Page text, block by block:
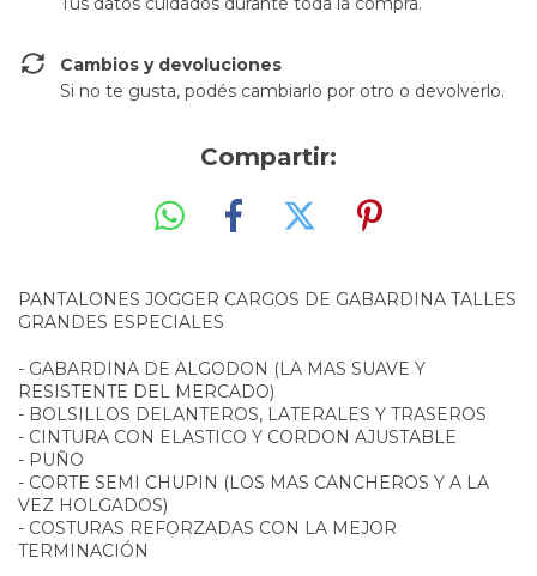
Cambios y devoluciones
Si no te gusta, podés cambiarlo por otro o devolverlo.
Compartir:
PANTALONES JOGGER CARGOS DE GABARDINA TALLES
GRANDES ESPECIALES
- GABARDINA DE ALGODON (LA MAS SUAVE Y
RESISTENTE DEL MERCADO)
- BOLSILLOS DELANTEROS, LATERALES Y TRASEROS
- CINTURA CON ELASTICO Y CORDON AJUSTABLE
- PUÑO
- CORTE SEMI CHUPIN (LOS MAS CANCHEROS Y A LA
VEZ HOLGADOS)
- COSTURAS REFORZADAS CON LA MEJOR
TERMINACIÓN